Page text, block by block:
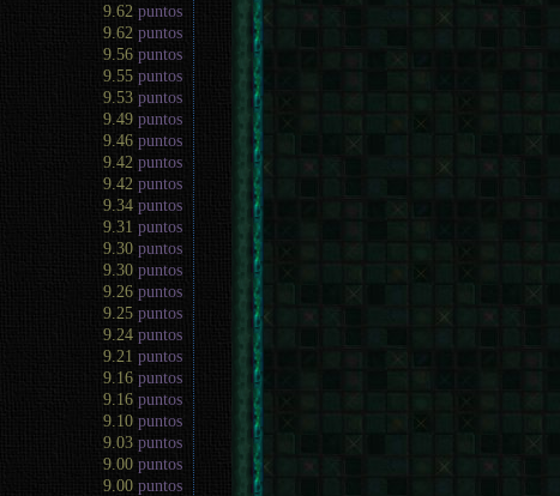
9.62 puntos
9.62 puntos
9.56 puntos
9.55 puntos
9.53 puntos
9.49 puntos
9.46 puntos
9.42 puntos
9.42 puntos
9.34 puntos
9.31 puntos
9.30 puntos
9.30 puntos
9.26 puntos
9.25 puntos
9.24 puntos
9.21 puntos
9.16 puntos
9.16 puntos
9.10 puntos
9.03 puntos
9.00 puntos
9.00 puntos